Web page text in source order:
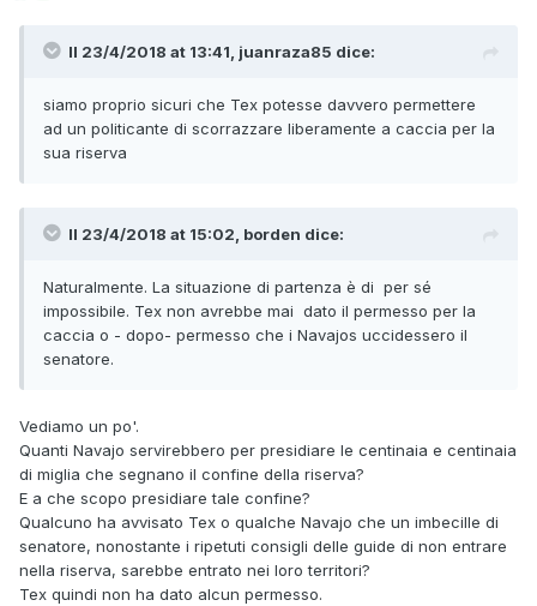
Il 23/4/2018 at 13:41, juanraza85 dice:
siamo proprio sicuri che Tex potesse davvero permettere
ad un politicante di scorrazzare liberamente a caccia per la
sua riserva
Il 23/4/2018 at 15:02, borden dice:
Naturalmente. La situazione di partenza è di per sé
impossibile. Tex non avrebbe mai dato il permesso per la
caccia o - dopo- permesso che i Navajos uccidessero il
senatore.
Vediamo un po'.
Quanti Navajo servirebbero per presidiare le centinaia e centinaia
di miglia che segnano il confine della riserva?
E a che scopo presidiare tale confine?
Qualcuno ha avvisato Tex o qualche Navajo che un imbecille di
senatore, nonostante i ripetuti consigli delle guide di non entrare
nella riserva, sarebbe entrato nei loro territori?
Tex quindi non ha dato alcun permesso.